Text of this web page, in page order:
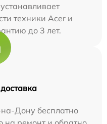
техники Acer и
до 3 лет.
Дону бесплатно